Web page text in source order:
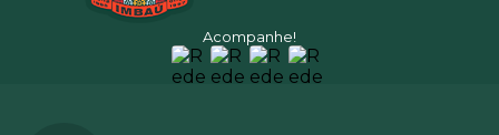
Acompanhe!